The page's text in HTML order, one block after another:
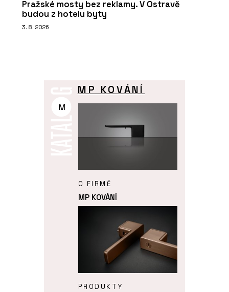
Pražské mosty bez reklamy. V Ostravě
budou z hotelu byty
3. 8. 2026
M
MP KOVÁNÍ
O FIRMĚ
MP KOVÁNÍ
PRODUKTY